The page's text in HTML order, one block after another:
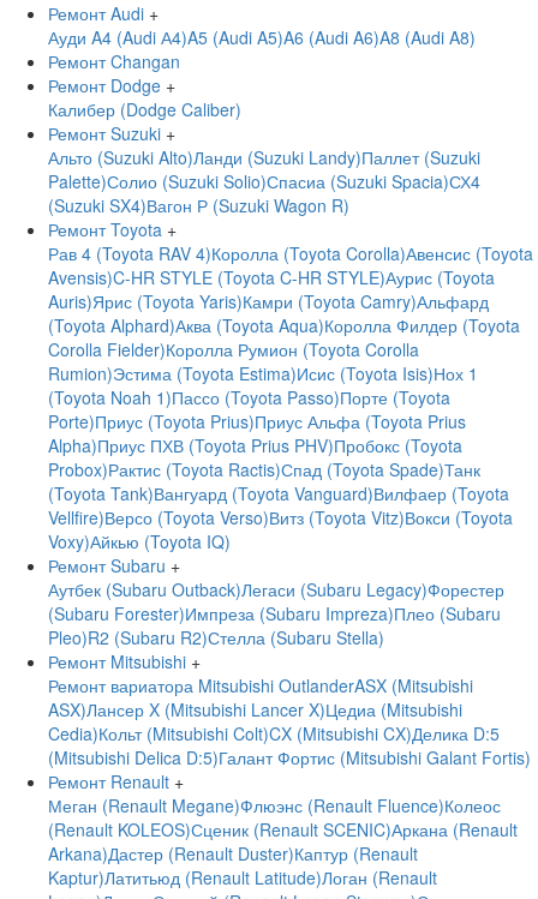
Ремонт Audi +
Ауди A4 (Audi А4)A5 (Audi A5)A6 (Audi A6)A8 (Audi A8)
Ремонт Changan
Ремонт Dodge +
Калибер (Dodge Caliber)
Ремонт Suzuki +
Альто (Suzuki Alto)Ланди (Suzuki Landy)Паллет (Suzuki
Palette)Солио (Suzuki Solio)Спасиа (Suzuki Spacia)СХ4
(Suzuki SX4)Вагон Р (Suzuki Wagon R)
Ремонт Toyota +
Рав 4 (Toyota RAV 4)Королла (Toyota Corolla)Авенсис (Toyota
Avensis)C-HR STYLE (Toyota C-HR STYLE)Аурис (Toyota
Auris)Ярис (Toyota Yaris)Камри (Toyota Camry)Альфард
(Toyota Alphard)Аква (Toyota Aqua)Королла Филдер (Toyota
Corolla Fielder)Королла Румион (Toyota Corolla
Rumion)Эстима (Toyota Estima)Исис (Toyota Isis)Нох 1
(Toyota Noah 1)Пассо (Toyota Passo)Порте (Toyota
Porte)Приус (Toyota Prius)Приус Альфа (Toyota Prius
Alpha)Приус ПХВ (Toyota Prius PHV)Пробокс (Toyota
Probox)Рактис (Toyota Ractis)Спад (Toyota Spade)Танк
(Toyota Tank)Вангуард (Toyota Vanguard)Вилфаер (Toyota
Vellfire)Версо (Toyota Verso)Витз (Toyota Vitz)Вокси (Toyota
Voxy)Айкью (Toyota IQ)
Ремонт Subaru +
Аутбек (Subaru Outback)Легаси (Subaru Legacy)Форестер
(Subaru Forester)Импреза (Subaru Impreza)Плео (Subaru
Pleo)R2 (Subaru R2)Стелла (Subaru Stella)
Ремонт Mitsubishi +
Ремонт вариатора Mitsubishi OutlanderASX (Mitsubishi
ASX)Лансер X (Mitsubishi Lancer X)Цедиа (Mitsubishi
Cedia)Кольт (Mitsubishi Colt)CX (Mitsubishi CX)Делика D:5
(Mitsubishi Delica D:5)Галант Фортис (Mitsubishi Galant Fortis)
Ремонт Renault +
Меган (Renault Megane)Флюэнс (Renault Fluence)Колеос
(Renault KOLEOS)Сценик (Renault SCENIC)Аркана (Renault
Arkana)Дастер (Renault Duster)Каптур (Renault
Kaptur)Латитьюд (Renault Latitude)Логан (Renault